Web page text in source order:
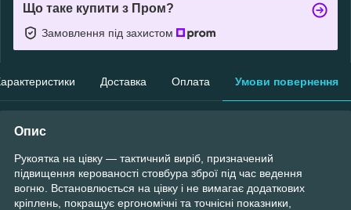
Що таке купити з Пром?
Замовлення під захистом
Доставка Оплата Умови повернення
Опис
Рукоятка на цівку — тактичний виріб, призначений
підвищення керованості стовбура зброї під час ведення
вогню. Встановлюється на цівку і не вимагає додаткових
кріплень, покращує ергономічні та точнісні показники,